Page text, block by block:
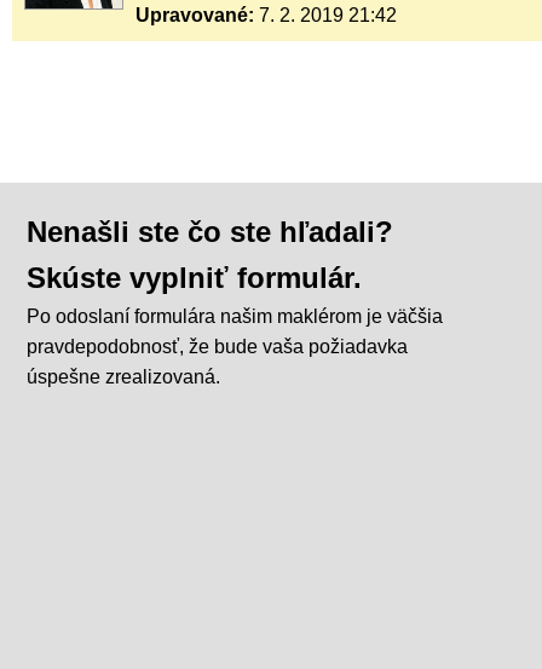
Upravované: 7. 2. 2019 21:42
Nenašli ste čo ste hľadali?
Skúste vyplniť formulár.
Po odoslaní formulára našim maklérom je väčšia
pravdepodobnosť, že bude vaša požiadavka
úspešne zrealizovaná.